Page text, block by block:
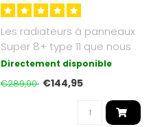
Les radiateurs à panneaux
Super 8+ type 11 que nous
proposons sont d'un blanc
s..
Directement disponible
€289,90 €144,95